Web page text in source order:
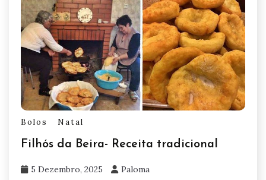
Bolos Natal
Filhós da Beira- Receita tradicional
5 Dezembro, 2025 Paloma